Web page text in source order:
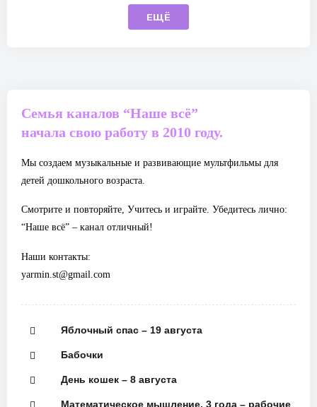
ЕЩЁ
Семья каналов “Наше всё”
начала свою работу в 2010 году.
Мы создаем музыкальные и развивающие мультфильмы для
детей дошкольного возраста.
Смотрите и повторяйте, Учитесь и играйте. Убедитесь лично:
“Наше всё” – канал отличный!
Наши контакты:
yarmin.st@gmail.com
Яблочный спас – 19 августа
Бабочки
День кошек – 8 августа
Математическое мышление. 3 года – рабочие